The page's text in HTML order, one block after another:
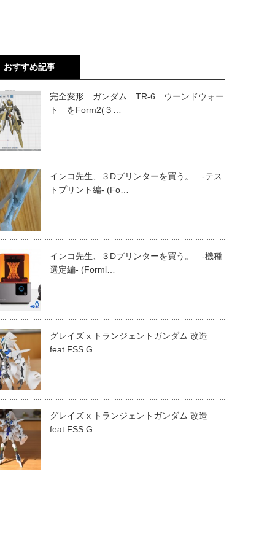
おすすめ記事
完全変形 ガンダム TR-6 ウーンドウォー
ト をForm2(３…
インコ先生、３Dプリンターを買う。 -テス
トプリント編- (Fo…
インコ先生、３Dプリンターを買う。 -機種
選定編- (Forml…
グレイズ x トランジェントガンダム 改造
feat.FSS G…
グレイズ x トランジェントガンダム 改造
feat.FSS G…